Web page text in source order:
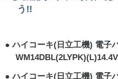
う!!
ハイコーキ(日立工機) 電子
ハイコーキ(日立工機) 電子